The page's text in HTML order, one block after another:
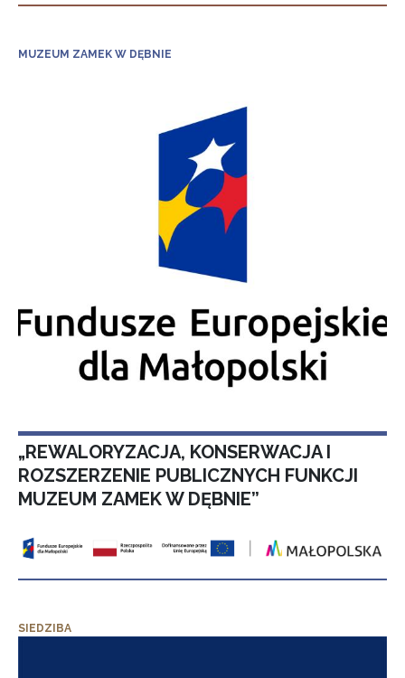
MUZEUM ZAMEK W DĘBNIE
„REWALORYZACJA, KONSERWACJA I
ROZSZERZENIE PUBLICZNYCH FUNKCJI
MUZEUM ZAMEK W DĘBNIE”
SIEDZIBA